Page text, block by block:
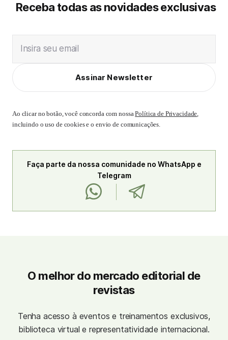
Receba todas as novidades exclusivas
Insira seu email
Assinar Newsletter
Ao clicar no botão, você concorda com nossaPolítica de Privacidade,
incluindo o uso de cookies e o envio de comunicações.
Faça parte da nossa comunidade no WhatsApp e
Telegram
O melhor do mercado editorial de
revistas
Tenha acesso à eventos e treinamentos exclusivos,
biblioteca virtual e representatividade internacional.